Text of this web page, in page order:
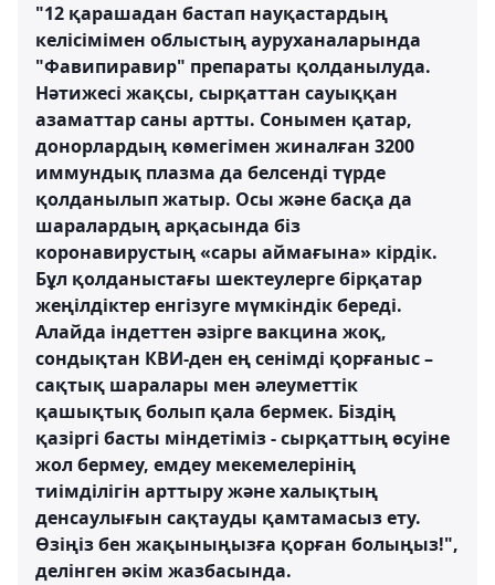
"12 қарашадан бастап науқастардың
келісімімен облыстың ауруханаларында
"Фавипиравир" препараты қолданылуда.
Нәтижесі жақсы, сырқаттан сауыққан
азаматтар саны артты. Сонымен қатар,
донорлардың көмегімен жиналған 3200
иммундық плазма да белсенді түрде
қолданылып жатыр. Осы және басқа да
шаралардың арқасында біз
коронавирустың «сары аймағына» кірдік.
Бұл қолданыстағы шектеулерге бірқатар
жеңілдіктер енгізуге мүмкіндік береді.
Алайда індеттен әзірге вакцина жоқ,
сондықтан КВИ-ден ең сенімді қорғаныс –
сақтық шаралары мен әлеуметтік
қашықтық болып қала бермек. Біздің
қазіргі басты міндетіміз - сырқаттың өсуіне
жол бермеу, емдеу мекемелерінің
тиімділігін арттыру және халықтың
денсаулығын сақтауды қамтамасыз ету.
Өзіңіз бен жақыныңызға қорған болыңыз!",
делінген әкім жазбасында.